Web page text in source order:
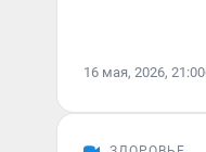
16 мая, 2026, 21:00